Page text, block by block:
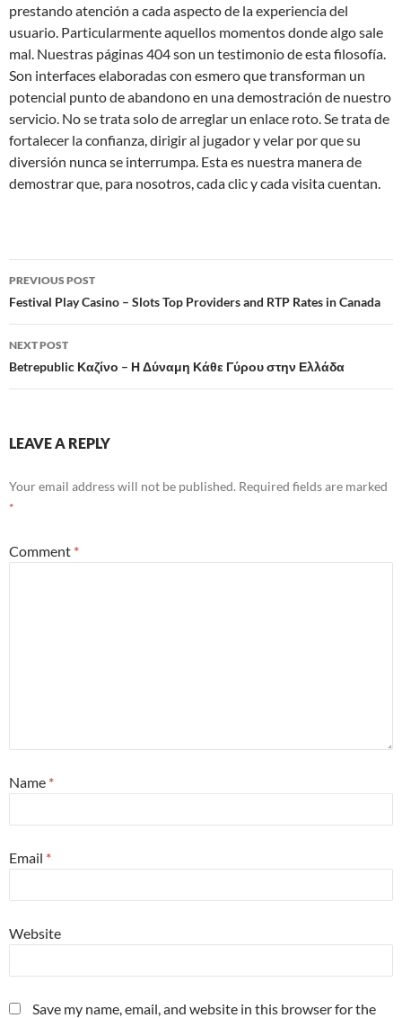
prestando atención a cada aspecto de la experiencia del
usuario. Particularmente aquellos momentos donde algo sale
mal. Nuestras páginas 404 son un testimonio de esta filosofía.
Son interfaces elaboradas con esmero que transforman un
potencial punto de abandono en una demostración de nuestro
servicio. No se trata solo de arreglar un enlace roto. Se trata de
fortalecer la confianza, dirigir al jugador y velar por que su
diversión nunca se interrumpa. Esta es nuestra manera de
demostrar que, para nosotros, cada clic y cada visita cuentan.
Post
navigation
PREVIOUS POST
Festival Play Casino – Slots Top Providers and RTP Rates in Canada
NEXT POST
Betrepublic Καζίνο – Η Δύναμη Κάθε Γύρου στην Ελλάδα
LEAVE A REPLY
Your email address will not be published. Required fields are marked
*
Comment *
Name *
Email *
Website
Save my name, email, and website in this browser for the